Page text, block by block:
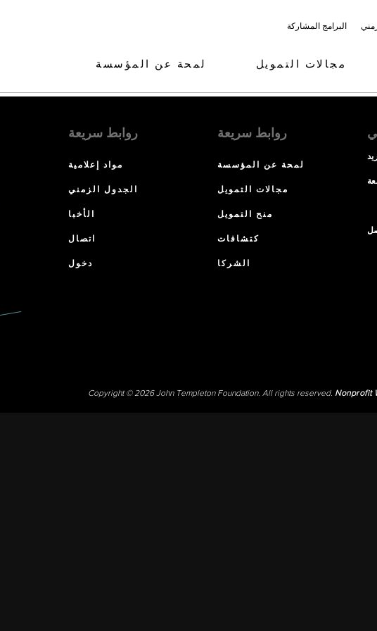
البرامج المشاركة
لمحة عن المؤسسة مجالات التمويل
روابط سريعة
مواد إعلامية
الجدول الزمني
الأخبا
اتصال
دخول
روابط سريعة
لمحة عن المؤسسة
مجالات التمويل
منح التمويل
كتشافات
الشركا
Copyright © 2026 John Templeton Foundation. All rights reserved. Nonprofit